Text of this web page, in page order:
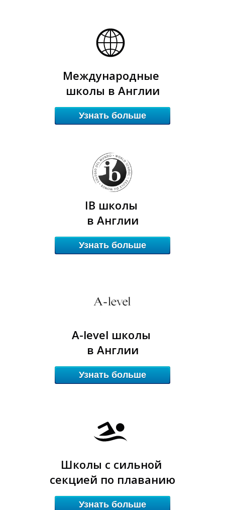
Ш
А
Международные
школы в Англии
Узнать больше
IB школы
в Англии
Узнать больше
A-level школы
в Англии
Узнать больше
Школы с сильной
секцией по плаванию
Узнать больше
Ш
А